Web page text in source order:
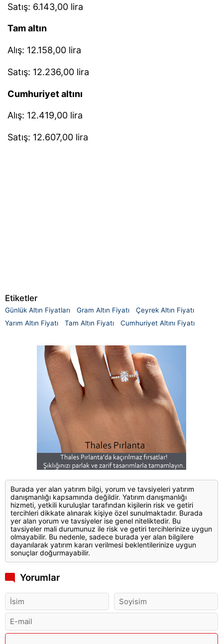
Satış: 6.143,00 lira
Tam altın
Alış: 12.158,00 lira
Satış: 12.236,00 lira
Cumhuriyet altını
Alış: 12.419,00 lira
Satış: 12.607,00 lira
Etiketler
Günlük Altın Fiyatları Gram Altın Fiyatı
Çeyrek Altın Fiyatı
Yarım Altın Fiyatı
Tam Altın Fiyatı Cumhuriyet Altını Fiyatı
Burada yer alan yatırım bilgi, yorum ve tavsiyeleri yatırım
danışmanlığı kapsamında değildir. Yatırım danışmanlığı
hizmeti, yetkili kuruluşlar tarafından kişilerin risk ve getiri
tercihleri dikkate alınarak kişiye özel sunulmaktadır. Burada
yer alan yorum ve tavsiyeler ise genel niteliktedir. Bu
tavsiyeler mali durumunuz ile risk ve getiri tercihlerinize uygun
olmayabilir. Bu nedenle, sadece burada yer alan bilgilere
dayanılarak yatırım kararı verilmesi beklentilerinize uygun
sonuçlar doğurmayabilir.
Yorumlar